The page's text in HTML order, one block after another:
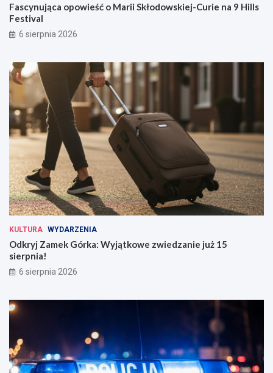
Fascynująca opowieść o Marii Skłodowskiej-Curie na 9 Hills
Festival
6 sierpnia 2026
KULTURA WYDARZENIA
Odkryj Zamek Górka: Wyjątkowe zwiedzanie już 15
sierpnia!
6 sierpnia 2026